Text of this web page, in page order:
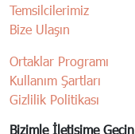
Temsilcilerimiz
Bize Ulaşın
Ortaklar Programı
Kullanım Şartları
Gizlilik Politikası
Bizimle İletişime Geçin